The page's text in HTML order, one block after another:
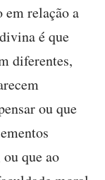
em relação a
é que
diferentes,
ou que
que ao